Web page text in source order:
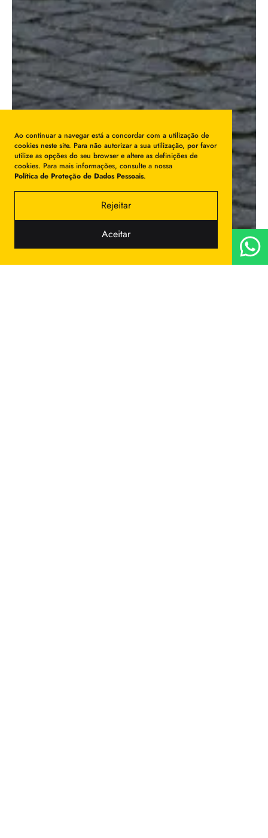
Ao continuar a navegar está a concordar com a utilização de
cookies neste site. Para não autorizar a sua utilização, por favor
utilize as opções do seu browser e altere as definições de
cookies. Para mais informações, consulte a nossa
Política de Proteção de Dados Pessoais.
Rejeitar
Aceitar